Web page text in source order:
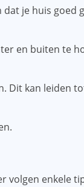
je huis goed
en buiten te
Dit kan leiden
volgen enkele